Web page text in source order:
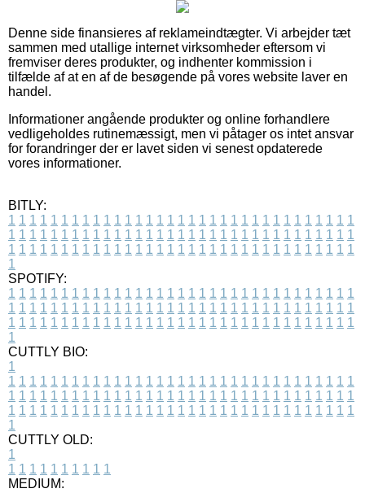
Denne side finansieres af reklameindtægter. Vi arbejder tæt
sammen med utallige internet virksomheder eftersom vi
fremviser deres produkter, og indhenter kommission i
tilfælde af at en af de besøgende på vores website laver en
handel.
Informationer angående produkter og online forhandlere
vedligeholdes rutinemæssigt, men vi påtager os intet ansvar
for forandringer der er lavet siden vi senest opdaterede
vores informationer.
BITLY:
1 1 1 1 1 1 1 1 1 1 1 1 1 1 1 1 1 1 1 1 1 1 1 1 1 1 1 1 1 1 1 1 1
1 1 1 1 1 1 1 1 1 1 1 1 1 1 1 1 1 1 1 1 1 1 1 1 1 1 1 1 1 1 1 1 1
1 1 1 1 1 1 1 1 1 1 1 1 1 1 1 1 1 1 1 1 1 1 1 1 1 1 1 1 1 1 1 1 1
1
SPOTIFY:
1 1 1 1 1 1 1 1 1 1 1 1 1 1 1 1 1 1 1 1 1 1 1 1 1 1 1 1 1 1 1 1 1
1 1 1 1 1 1 1 1 1 1 1 1 1 1 1 1 1 1 1 1 1 1 1 1 1 1 1 1 1 1 1 1 1
1 1 1 1 1 1 1 1 1 1 1 1 1 1 1 1 1 1 1 1 1 1 1 1 1 1 1 1 1 1 1 1 1
1
CUTTLY BIO:
1
1 1 1 1 1 1 1 1 1 1 1 1 1 1 1 1 1 1 1 1 1 1 1 1 1 1 1 1 1 1 1 1 1
1 1 1 1 1 1 1 1 1 1 1 1 1 1 1 1 1 1 1 1 1 1 1 1 1 1 1 1 1 1 1 1 1
1 1 1 1 1 1 1 1 1 1 1 1 1 1 1 1 1 1 1 1 1 1 1 1 1 1 1 1 1 1 1 1 1
1
CUTTLY OLD:
1
1 1 1 1 1 1 1 1 1 1
MEDIUM: